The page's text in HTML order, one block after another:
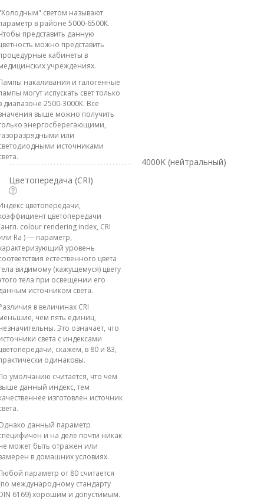
светом называют
в районе 5000-6500К.
представить данную
можно представить
кабинеты в
учреждениях.
накаливания и галогенные
могут испускать свет только
диапазоне 2500-3000К. Все
выше можно получить
энергосберегающими,
или
источниками
4000K (нейтральный)
Цветопередача (CRI)
цветопередачи,
цветопередачи
colour rendering index, CRI
Ra ) — параметр,
уровень
естественного цвета
видимому (кажущемуся) цвету
тела при освещении его
источником света.
в величинах CRI
чем пять единиц,
Это означает, что
света с индексами
скажем, в 80 и 83,
одинаковы.
умолчанию считается, что чем
данный индекс, тем
изготовлен источник
данный параметр
и на деле почти никак
может быть отражен или
в домашних условиях.
параметр от 80 считается
международному стандарту
6169) хорошим и допустимым.